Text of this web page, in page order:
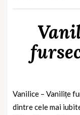
Vanilice – Vanilițe
dintre cele mai